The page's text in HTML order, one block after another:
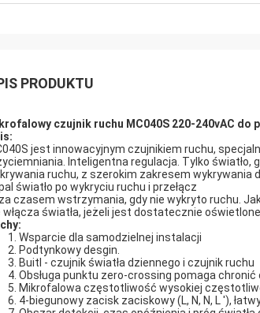
PRODUKTU
czujnik ruchu MC040S 220-240vAC do
jest innowacyjnym czujnikiem ruchu,
Inteligentna regulacja. Tylko
ruchu, z szerokim zakresem wykrywania
światło po wykryciu ruchu i przełącz
czasem wstrzymania, gdy nie wykryto ruchu.
włącza światła, jeżeli jest dostatecznie
1. Wsparcie dla samodzielnej instalacji
2. Podtynkowy desgin.
3. Buitl - czujnik światła dziennego i czujnik ruchu
4. Obsługa punktu zero-crossing pomaga
5. Mikrofalowa częstotliwość wysokiej
6. 4-biegunowy zacisk zaciskowy (L, N, N, L '),